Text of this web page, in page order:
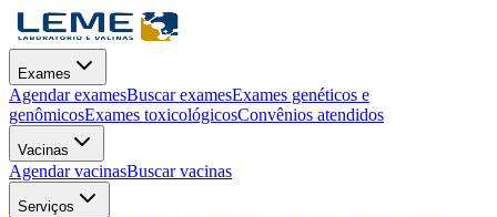
Exames
Agendar examesBuscar examesExames genéticos e
genômicosExames toxicológicosConvênios atendidos
Vacinas
Agendar vacinasBuscar vacinas
Serviços